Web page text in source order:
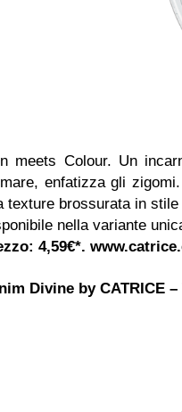
meets Colour. Un
enfatizza gli
texture brossurata in
nella variante
4,59€*.
Divine by CATRICE